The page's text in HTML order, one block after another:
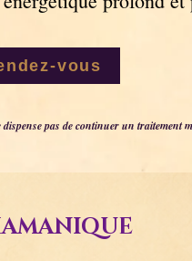
vous
pas de continuer un traitement